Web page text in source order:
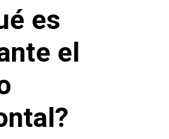
es
el